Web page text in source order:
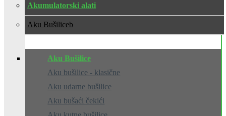
Akumulatorski alati
Aku Bušilice
Aku Bušilice
Aku bušilice - klasične
Aku udarne bušilice
Aku bušaći čekići